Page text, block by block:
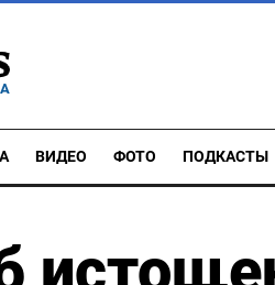
ВИДЕО ФОТО ПОДКАСТЫ